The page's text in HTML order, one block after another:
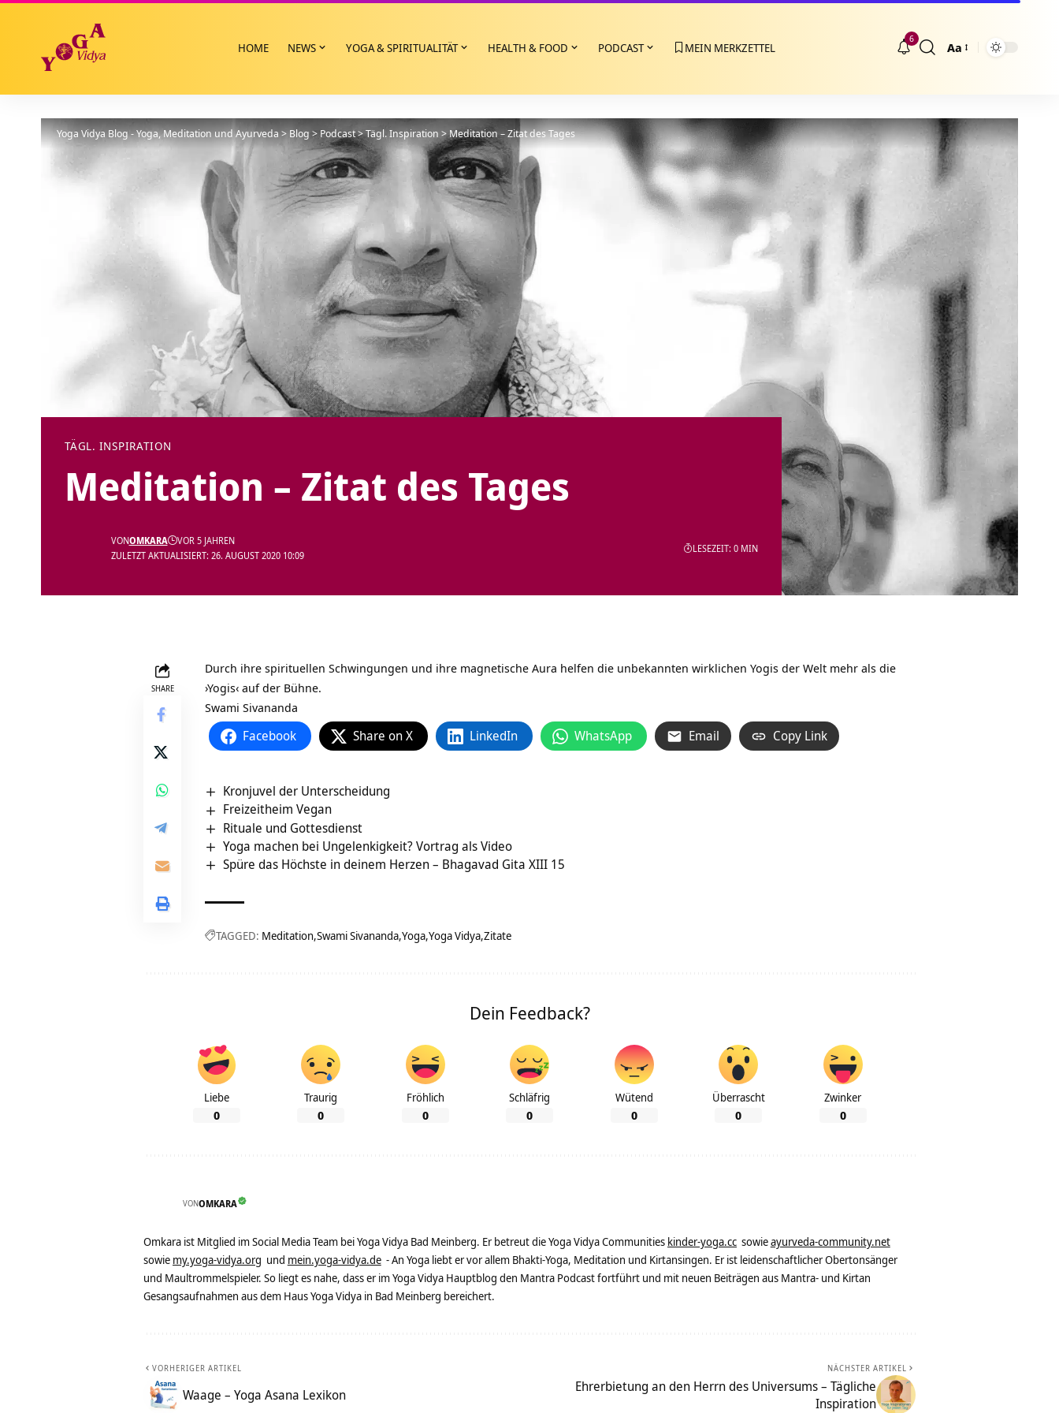
HOME NEWS YOGA & SPIRITUALITÄT HEALTH & FOOD PODCAST MEIN MERKZETTEL
6
Größenänderung
Aa
Yoga Vidya Blog - Yoga, Meditation und Ayurveda>Blog > Podcast>Tägl. Inspiration >Meditation – Zitat des Tages
TÄGL. INSPIRATION
Meditation – Zitat des Tages
ZULETZT AKTUALISIERT: 26. AUGUST 2020 10:09
VONOMKARA VOR 5 JAHREN
LESEZEIT: 0 MIN
SHARE
Durch ihre spirituellen Schwingungen und ihre magnetische Aura helfen die unbekannten wirklichen Yogis der Welt mehr als die
›Yogis‹ auf der Bühne.
Swami Sivananda
Facebook Share on X LinkedIn WhatsApp Email Copy Link
Kronjuvel der Unterscheidung
Freizeitheim Vegan
Rituale und Gottesdienst
Yoga machen bei Ungelenkigkeit? Vortrag als Video
Spüre das Höchste in deinem Herzen – Bhagavad Gita XIII 15
TAGGED: Meditation Swami Sivananda Yoga Yoga Vidya Zitate
Dein Feedback?
Liebe
0
Traurig
0
Fröhlich
0
Schläfrig
0
Wütend
0
Überrascht
0
Zwinker
0
VONOMKARA
Omkara ist Mitglied im Social Media Team bei Yoga Vidya Bad Meinberg. Er betreut die Yoga Vidya Communities kinder-yoga.cc sowieayurveda-community.net
sowie my.yoga-vidya.org und mein.yoga-vidya.de - An Yoga liebt er vor allem Bhakti-Yoga, Meditation und Kirtansingen. Er ist leidenschaftlicher Obertonsänger
und Maultrommelspieler. So liegt es nahe, dass er im Yoga Vidya Hauptblog den Mantra Podcast fortführt und mit neuen Beiträgen aus Mantra- und Kirtan
Gesangsaufnahmen aus dem Haus Yoga Vidya in Bad Meinberg bereichert.
VORHERIGER ARTIKEL
Waage – Yoga Asana Lexikon
NÄCHSTER ARTIKEL
Ehrerbietung an den Herrn des Universums – Tägliche
Inspiration